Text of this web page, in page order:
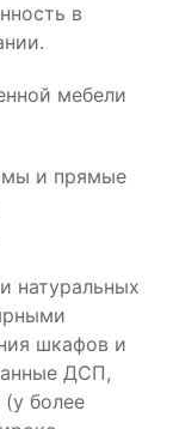
в
мебели
и прямые
натуральных
шкафов и
ДСП,
более